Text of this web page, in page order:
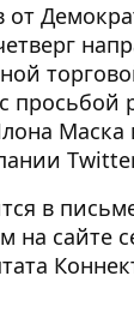
от
просьбой
Маска
в
на сайте